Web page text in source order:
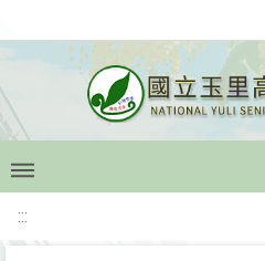
:::